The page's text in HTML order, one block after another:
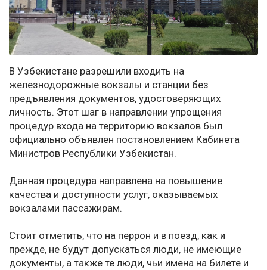
В Узбекистане разрешили входить на
железнодорожные вокзалы и станции без
предъявления документов, удостоверяющих
личность. Этот шаг в направлении упрощения
процедур входа на территорию вокзалов был
официально объявлен постановлением Кабинета
Министров Республики Узбекистан.
Данная процедура направлена на повышение
качества и доступности услуг, оказываемых
вокзалами пассажирам.
Стоит отметить, что на перрон и в поезд, как и
прежде, не будут допускаться люди, не имеющие
документы, а также те люди, чьи имена на билете и